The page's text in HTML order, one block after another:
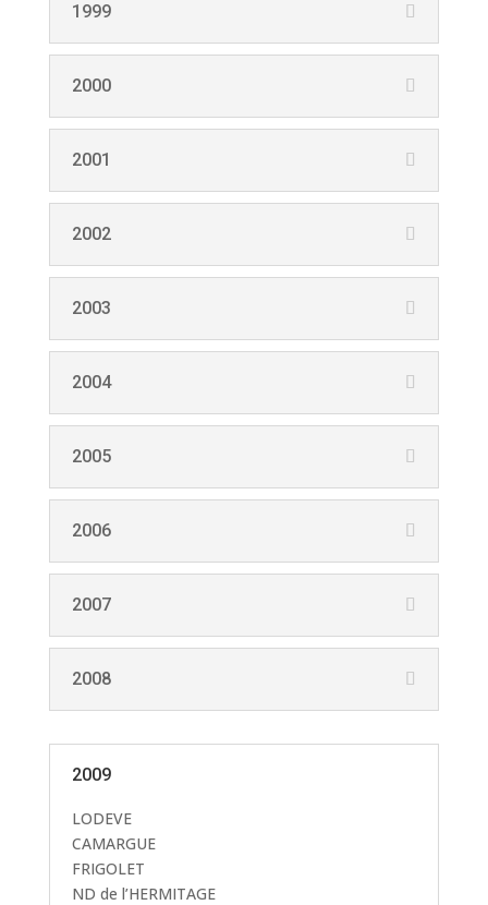
1999
2000
2001
2002
2003
2004
2005
2006
2007
2008
2009
LODEVE
CAMARGUE
FRIGOLET
ND de l’HERMITAGE